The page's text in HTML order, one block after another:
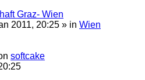
Graz- Wien
2011, 20:25 » in Wien
softcake